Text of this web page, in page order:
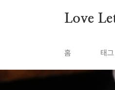
Love
홈 태그